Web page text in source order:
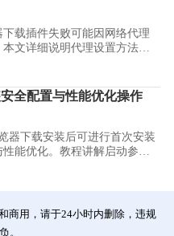
载插件失败可能因网络代理
文详细说明代理设置方法及
全配置与性能优化操作
器下载安装后可进行首次安装
能优化。教程讲解启动参数
商用，请于24小时内删除，违规
。